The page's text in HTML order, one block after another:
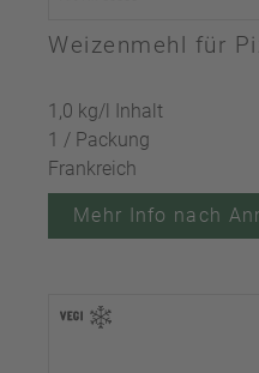
Weizenmehl für
1,0 kg/l Inhalt
1 / Packung
Frankreich
Mehr Info nach